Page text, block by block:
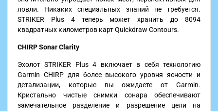
ловли. Никаких специальных знаний не требуется.
STRIKER Plus 4 теперь может хранить до 8094
квадратных километров карт Quickdraw Contours.
CHIRP Sonar Clarity
Эхолот STRIKER Plus 4 включает в себя технологию
Garmin CHIRP для более высокого уровня ясности и
детализации, которые вы ожидаете от Garmin.
Кристально чистые снимки сонара обеспечивают
замечательное разделение и разрешение цели на